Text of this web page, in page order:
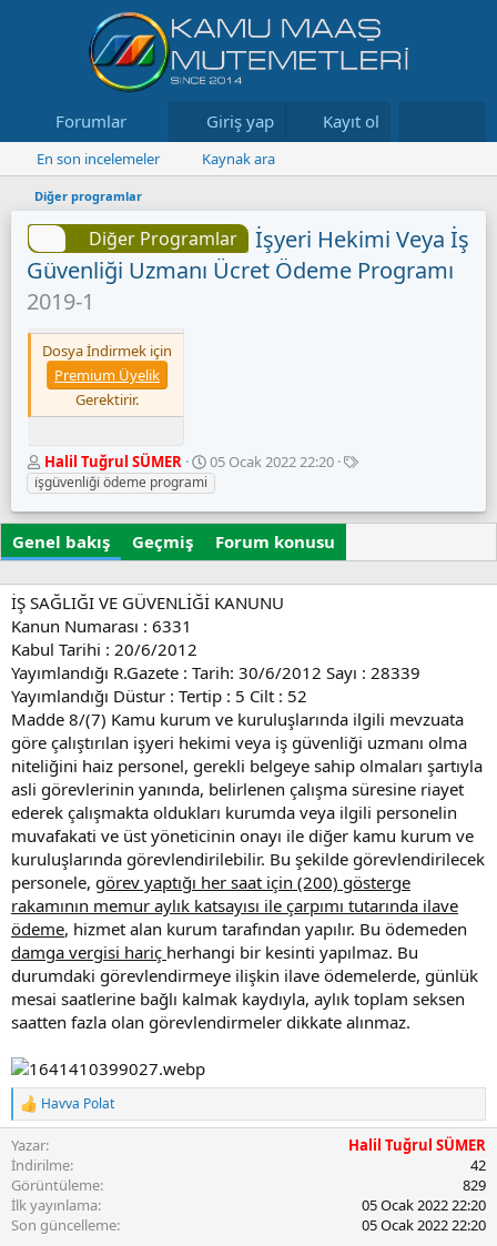
Forumlar Neler yeni Kaynaklar
Giriş yap Kayıt ol
En son incelemeler Kaynak ara
Diğer programlar
Diğer Programlar
İşyeri Hekimi Veya İş
Güvenliği Uzmanı Ücret Ödeme Programı
2019-1
Dosya İndirmek için
Premium Üyelik
Gerektirir.
Y
a
z
a
r
Halil Tuğrul SÜMER
O
l
u
ş
u
r
u
t
a
r
i
h
i
05 Ocak 2022 22:20
E
k
t
l
i̇şgüvenli̇ği̇ ödeme programi
Genel bakış Geçmiş Forum konusu
İŞ SAĞLIĞI VE GÜVENLİĞİ KANUNU
Kanun Numarası : 6331
Kabul Tarihi : 20/6/2012
Yayımlandığı R.Gazete : Tarih: 30/6/2012 Sayı : 28339
Yayımlandığı Düstur : Tertip : 5 Cilt : 52
Madde 8/(7) Kamu kurum ve kuruluşlarında ilgili mevzuata
göre çalıştırılan işyeri hekimi veya iş güvenliği uzmanı olma
niteliğini haiz personel, gerekli belgeye sahip olmaları şartıyla
asli görevlerinin yanında, belirlenen çalışma süresine riayet
ederek çalışmakta oldukları kurumda veya ilgili personelin
muvafakati ve üst yöneticinin onayı ile diğer kamu kurum ve
kuruluşlarında görevlendirilebilir. Bu şekilde görevlendirilecek
personele, görev yaptığı her saat için (200) gösterge
rakamının memur aylık katsayısı ile çarpımı tutarında ilave
ödeme, hizmet alan kurum tarafından yapılır. Bu ödemeden
damga vergisi hariç herhangi bir kesinti yapılmaz. Bu
durumdaki görevlendirmeye ilişkin ilave ödemelerde, günlük
mesai saatlerine bağlı kalmak kaydıyla, aylık toplam seksen
saatten fazla olan görevlendirmeler dikkate alınmaz.
T
e
p
k
i
l
r
Havva Polat
Yazar
Halil Tuğrul SÜMER
İndirilme
42
Görüntüleme
829
İlk yayınlama
05 Ocak 2022 22:20
Son güncelleme
05 Ocak 2022 22:20